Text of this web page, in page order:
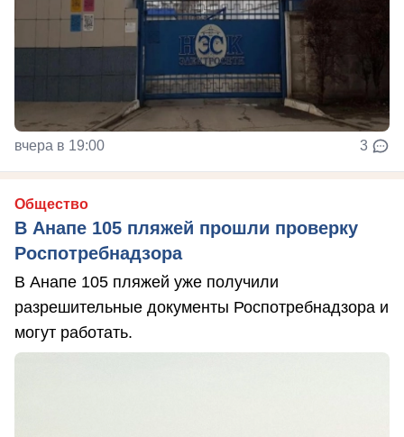
вчера в 19:00 3
Общество
В Анапе 105 пляжей прошли проверку
Роспотребнадзора
В Анапе 105 пляжей уже получили
разрешительные документы Роспотребнадзора и
могут работать.